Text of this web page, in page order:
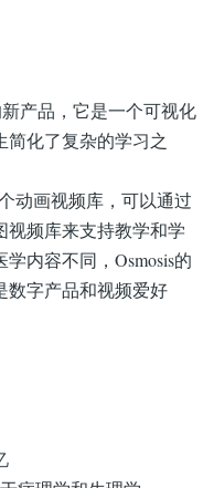
产品，它是一个可视化
化了复杂的学习之
动画视频库，可以通过
视频库来支持教学和学
内容不同，Osmosis的
数字产品和视频爱好